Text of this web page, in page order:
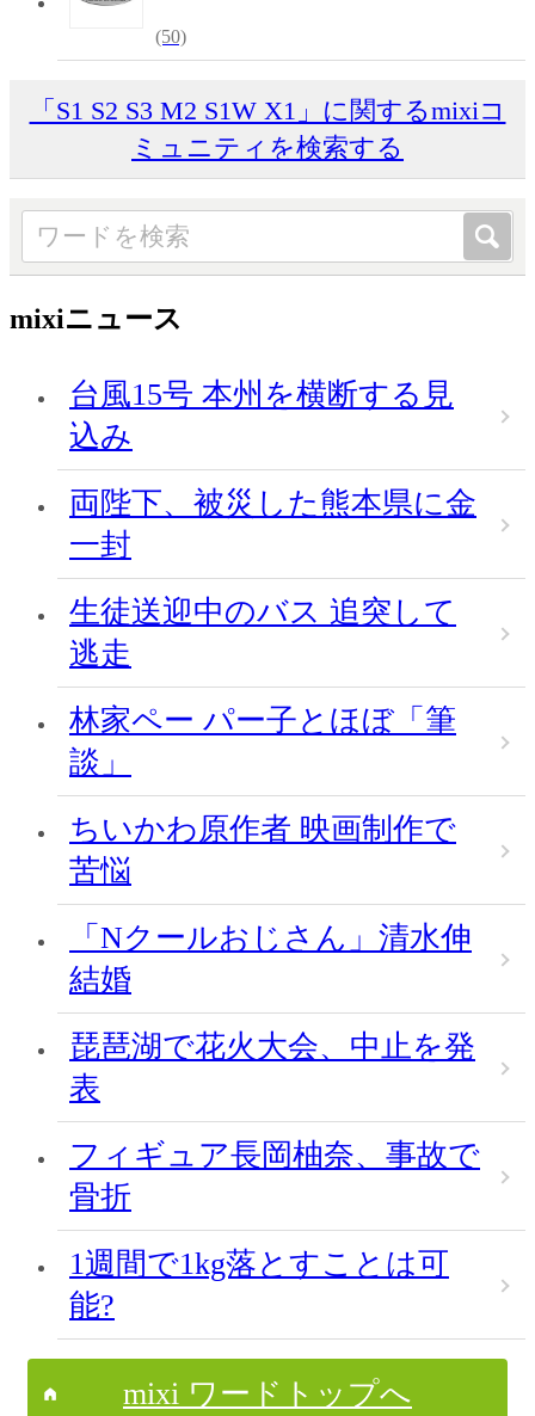
(50)
「S1 S2 S3 M2 S1W X1」に関するmixiコ
ミュニティを検索する
mixiニュース
台風15号 本州を横断する見
込み
両陛下、被災した熊本県に金
一封
生徒送迎中のバス 追突して
逃走
林家ペー パー子とほぼ「筆
談」
ちいかわ原作者 映画制作で
苦悩
「Nクールおじさん」清水伸
結婚
琵琶湖で花火大会、中止を発
表
フィギュア長岡柚奈、事故で
骨折
1週間で1kg落とすことは可
能?
mixi ワードトップへ